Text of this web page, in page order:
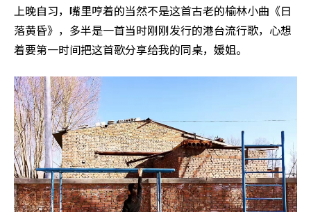
上晚自习，嘴里哼着的当然不是这首古老的榆林小曲《日
落黄昏》，多半是一首当时刚刚发行的港台流行歌，心想
着要第一时间把这首歌分享给我的同桌，媛姐。